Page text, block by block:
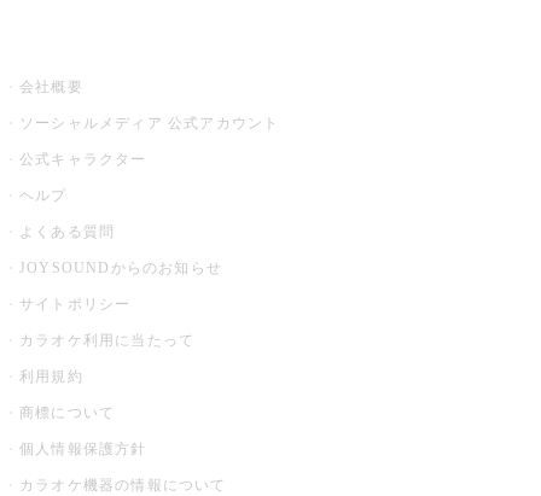
会社概要
ソーシャルメディア 公式アカウント
公式キャラクター
ヘルプ
よくある質問
JOYSOUNDからのお知らせ
サイトポリシー
カラオケ利用に当たって
利用規約
商標について
個人情報保護方針
カラオケ機器の情報について